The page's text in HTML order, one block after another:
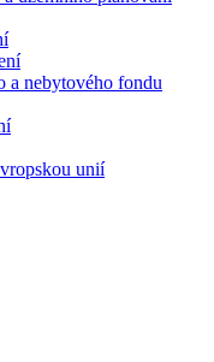
a nebytového fondu
unií